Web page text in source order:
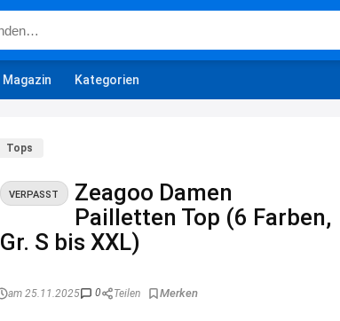
Magazin Kategorien
Tops
VERPASST
Zeagoo Damen
Pailletten Top (6 Farben,
Gr. S bis XXL)
am 25.11.2025 0 Teilen